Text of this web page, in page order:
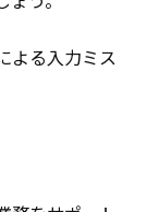
よる入力ミス